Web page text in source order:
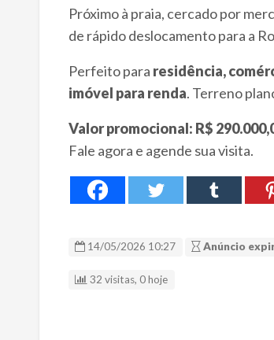
Próximo à praia, cercado por
de rápido deslocamento para a
Perfeito para residência,
imóvel para renda. Terreno
Valor promocional: R$
Fale agora e agende sua visita.
14/05/2026 10:27 Anúncio
32 visitas, 0 hoje